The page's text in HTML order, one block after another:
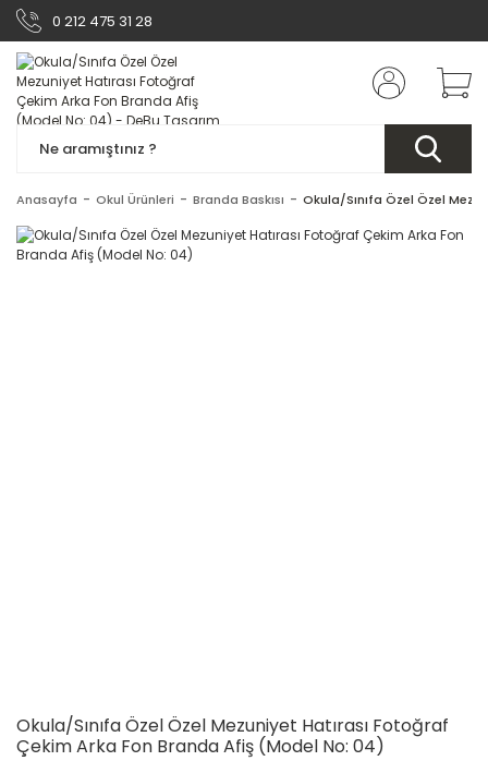
0 212 475 31 28
Anasayfa Okul Ürünleri Branda Baskısı Okula/Sınıfa Özel Özel
Okula/Sınıfa Özel Özel Mezuniyet Hatırası Fotoğraf
Çekim Arka Fon Branda Afiş (Model No: 04)